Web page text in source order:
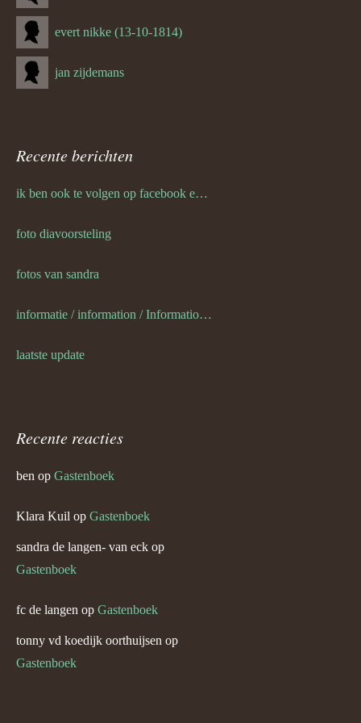
evert nikke (13-10-1814)
jan zijdemans
Recente berichten
ik ben ook te volgen op facebook en twitter
foto diavoorsteling
fotos van sandra
informatie / information / Informationen / l information
laatste update
Recente reacties
ben op Gastenboek
Klara Kuil op Gastenboek
sandra de langen- van eck op
Gastenboek
fc de langen op Gastenboek
tonny vd koedijk oorthuijsen op
Gastenboek